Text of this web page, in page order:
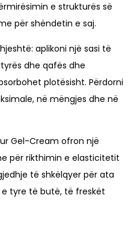
e strukturës së
për shëndetin e saj.
aplikoni një sasi të
dhe qafës dhe
plotësisht. Përdorni
në mëngjes dhe në
Gel-Cream ofron një
për rikthimin e elasticitetit
të shkëlqyer për ata
tyre të butë, të freskët